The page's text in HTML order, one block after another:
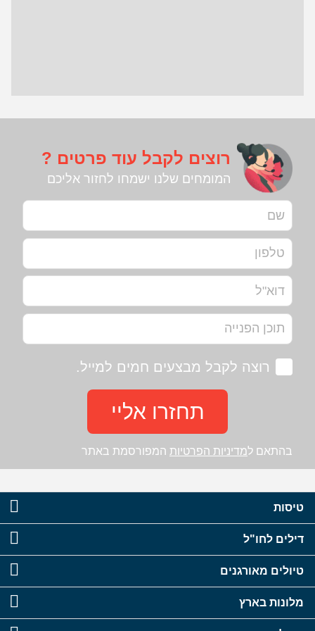
רוצים לקבל עוד פרטים ?
המומחים שלנו ישמחו לחזור אליכם
רוצה לקבל מבצעים חמים למייל.
תחזרו אליי
בהתאם למדיניות הפרטיות המפורסמת באתר
טיסות
דילים לחו"ל
טיולים מאורגנים
מלונות בארץ